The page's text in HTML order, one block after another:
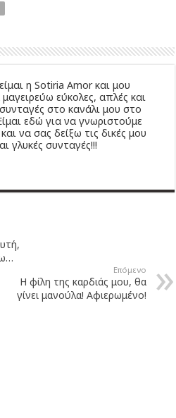
η Sotiria Amor και μου
εύκολες, απλές και
στο κανάλι μου στο
εδώ για να γνωριστούμε
να σας δείξω τις δικές μου
γλυκές συνταγές!!!
Επόμενο
Η φίλη της καρδιάς μου, θα
γίνει μανούλα! Αφιερωμένο!